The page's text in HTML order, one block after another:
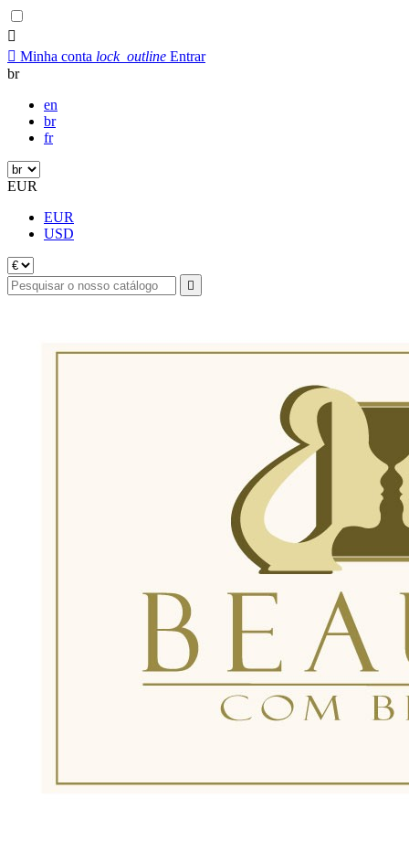

 Minha conta lock_outline Entrar
br
en
br
fr
EUR
EUR
USD
